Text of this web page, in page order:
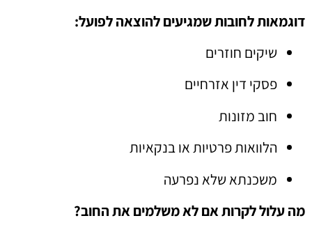
דוגמאות לחובות שמגיעים להוצאה לפועל:
שיקים חוזרים
פסקי דין אזרחיים
חוב מזונות
הלוואות פרטיות או בנקאיות
משכנתא שלא נפרעה
מה עלול לקרות אם לא משלמים את החוב?